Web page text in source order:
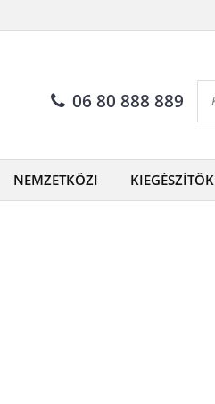
06 80 888 889
NEMZETKÖZI KIEGÉSZÍTŐK